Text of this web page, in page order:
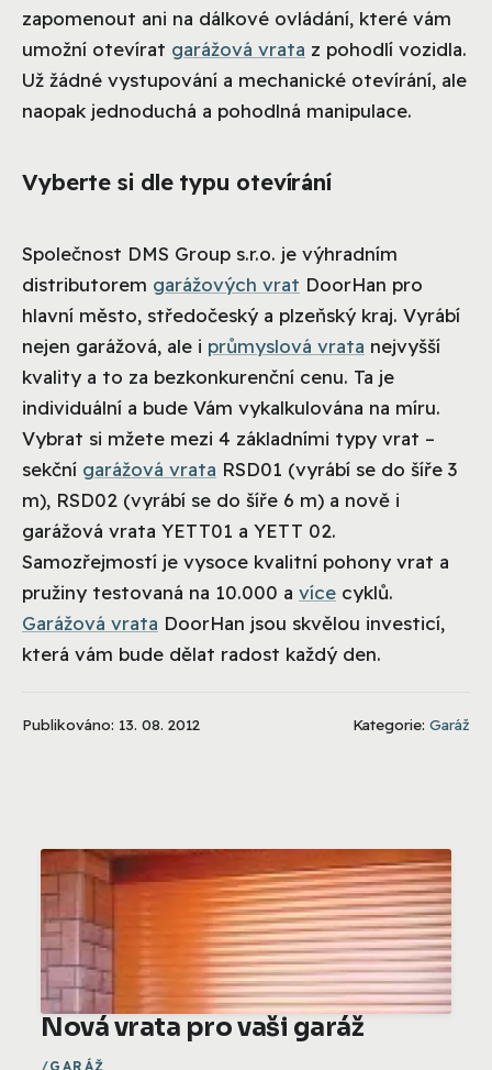
zapomenout ani na dálkové ovládání, které vám
umožní otevírat garážová vrata z pohodlí vozidla.
Už žádné vystupování a mechanické otevírání, ale
naopak jednoduchá a pohodlná manipulace.
Vyberte si dle typu otevírání
Společnost DMS Group s.r.o. je výhradním
distributorem garážových vrat DoorHan pro
hlavní město, středočeský a plzeňský kraj. Vyrábí
nejen garážová, ale i průmyslová vrata nejvyšší
kvality a to za bezkonkurenční cenu. Ta je
individuální a bude Vám vykalkulována na míru.
Vybrat si mžete mezi 4 základními typy vrat –
sekční garážová vrata RSD01 (vyrábí se do šíře 3
m), RSD02 (vyrábí se do šíře 6 m) a nově i
garážová vrata YETT01 a YETT 02.
Samozřejmostí je vysoce kvalitní pohony vrat a
pružiny testovaná na 10.000 a více cyklů.
Garážová vrata DoorHan jsou skvělou investicí,
která vám bude dělat radost každý den.
Publikováno: 13. 08. 2012 Kategorie: Garáž
Nová vrata pro vaši garáž
GARÁŽ